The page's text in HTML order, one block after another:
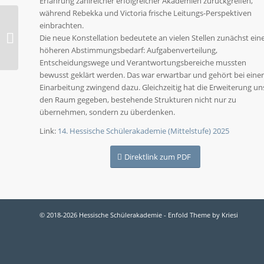
während Rebekka und Victoria frische Leitungs-Perspektiven
einbrachten.
Die neue Konstellation bedeutete an vielen Stellen zunächst
höheren Abstimmungsbedarf: Aufgabenverteilung,
Entscheidungswege und Verantwortungsbereiche mussten
bewusst geklärt werden. Das war erwartbar und gehört bei einer
Einarbeitung zwingend dazu. Gleichzeitig hat die Erweiterung
den Raum gegeben, bestehende Strukturen nicht nur zu
übernehmen, sondern zu überdenken.
Link: 14. Hessische Schülerakademie (Mittelstufe) 2025
Direktlink zum PDF
© 2018-2026 Hessische Schülerakademie - Enfold Theme by Kriesi
Monique Bogedein